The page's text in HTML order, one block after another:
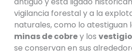
vigilancia forestal y a la
naturales, como lo atestiguan
minas de cobrey los
se conservan en sus